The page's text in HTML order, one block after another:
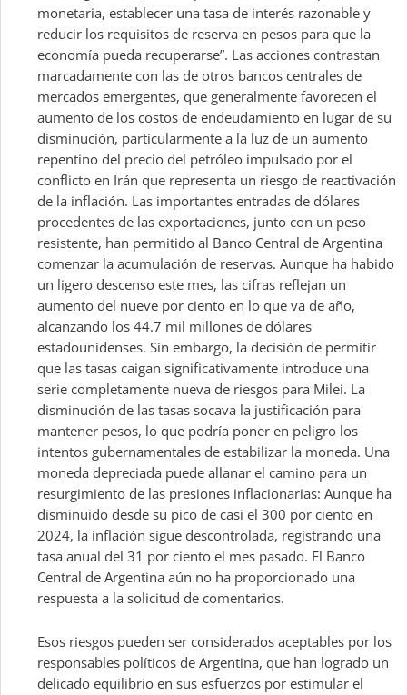
monetaria, establecer una tasa de interés razonable y
reducir los requisitos de reserva en pesos para que la
economía pueda recuperarse”. Las acciones contrastan
marcadamente con las de otros bancos centrales de
mercados emergentes, que generalmente favorecen el
aumento de los costos de endeudamiento en lugar de su
disminución, particularmente a la luz de un aumento
repentino del precio del petróleo impulsado por el
conflicto en Irán que representa un riesgo de reactivación
de la inflación. Las importantes entradas de dólares
procedentes de las exportaciones, junto con un peso
resistente, han permitido al Banco Central de Argentina
comenzar la acumulación de reservas. Aunque ha habido
un ligero descenso este mes, las cifras reflejan un
aumento del nueve por ciento en lo que va de año,
alcanzando los 44.7 mil millones de dólares
estadounidenses. Sin embargo, la decisión de permitir
que las tasas caigan significativamente introduce una
serie completamente nueva de riesgos para Milei. La
disminución de las tasas socava la justificación para
mantener pesos, lo que podría poner en peligro los
intentos gubernamentales de estabilizar la moneda. Una
moneda depreciada puede allanar el camino para un
resurgimiento de las presiones inflacionarias: Aunque ha
disminuido desde su pico de casi el 300 por ciento en
2024, la inflación sigue descontrolada, registrando una
tasa anual del 31 por ciento el mes pasado. El Banco
Central de Argentina aún no ha proporcionado una
respuesta a la solicitud de comentarios.
Esos riesgos pueden ser considerados aceptables por los
responsables políticos de Argentina, que han logrado un
delicado equilibrio en sus esfuerzos por estimular el